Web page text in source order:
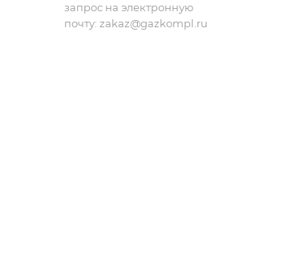
запрос на электронную
почту: zakaz@gazkompl.ru